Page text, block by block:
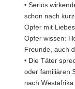
• Seriös
schon nach
Opfer mit
Opfer wissen:
Freunde, auch
• Die Täter
oder familiären
nach